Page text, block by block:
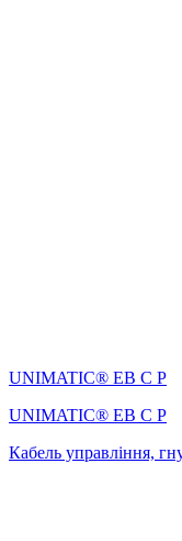
UNIMATIC® EB C P
UNIMATIC® EB C P
Кабель управління,